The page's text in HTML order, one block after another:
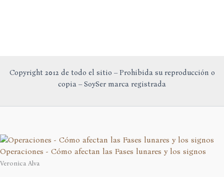
Copyright 2012 de todo el sitio – Prohibida su reproducción o
copia – SoySer marca registrada
Operaciones - Cómo afectan las Fases lunares y los signos
Veronica Alva